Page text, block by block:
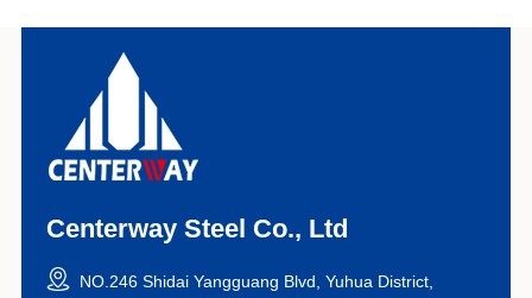
Centerway Steel Co., Ltd
NO.246 Shidai Yangguang Blvd, Yuhua District,